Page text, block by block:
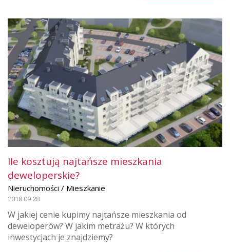
Ile kosztują najtańsze mieszkania
deweloperskie?
Nieruchomości / Mieszkanie
2018.09.28
W jakiej cenie kupimy najtańsze mieszkania od
deweloperów? W jakim metrażu? W których
inwestycjach je znajdziemy?